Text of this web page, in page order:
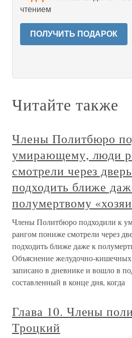
чтением
ПОЛУЧИТЬ ПОДАРОК
Читайте также
Члены Политбюро
умирающему, люди
смотрели через
подходить ближе
полумертвому
Члены Политбюро подходили к
рангом пониже смотрели через
подходить ближе даже к
Объяснение желудочно-
записано в дневнике и вошло в
составленный в конце дня, когда
Глава 10. Члены
Троцкий